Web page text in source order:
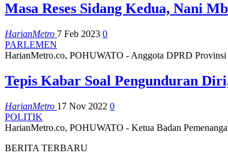
Masa Reses Sidang Kedua, Nani
HarianMetro 7 Feb 2023 0
PARLEMEN
HarianMetro.co, POHUWATO - Anggota DPRD
Tepis Kabar Soal Pengunduran
HarianMetro 17 Nov 2022 0
POLITIK
HarianMetro.co, POHUWATO - Ketua Badan
BERITA TERBARU